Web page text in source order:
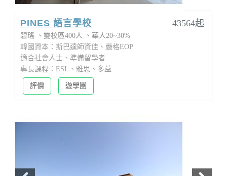
PINES 語言學校 43564起
碧瑤 雙校區400人
華人20~30%
韓國資本：斯巴達師資佳、嚴格EOP
適合社會人士、準備留學者
專長課程：ESL、雅思、多益
評價 遊學團